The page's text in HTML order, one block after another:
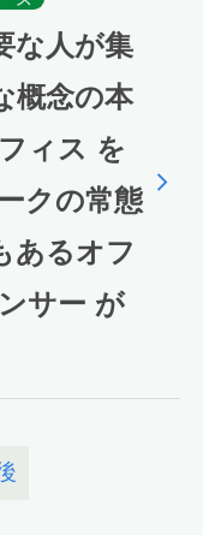
な人が集
概念の本
ィス を
クの常態
あるオフ
サー が